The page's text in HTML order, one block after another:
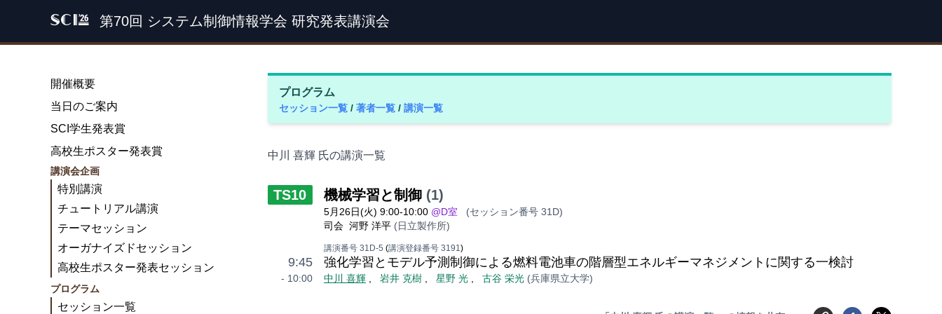
SCI '26 第70回 システム制御情報学会 研究発表講演会
プログラム
セッション一覧 / 著者一覧 / 講演一覧
中川 喜輝 氏の講演一覧
TS10 機械学習と制御 (1)
5月26日(火) 9:00-10:00 @D室
(セッション番号 31D)
司会 河野 洋平 (日立製作所)
講演番号 31D-5 (講演登録番号 3191)
9:45
- 10:00
強化学習とモデル予測制御による燃料電池車の階層型エネルギーマネジメントに関する一検討
中川 喜輝 岩井 克樹 星野 光 古谷 栄光 (兵庫県立大学)
開催概要
当日のご案内
SCI学生発表賞
高校生ポスター発表賞
講演会企画
特別講演
チュートリアル講演
テーマセッション
オーガナイズドセッション
高校生ポスター発表セッション
プログラム
セッション一覧